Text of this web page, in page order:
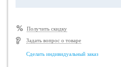
Получить скидку
Задать вопрос о товаре
Сделать индивидуальный заказ